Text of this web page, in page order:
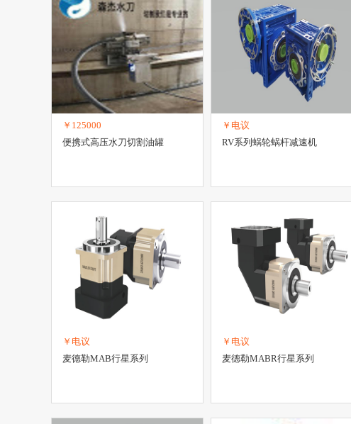
项目合作
家电项目合作 运动休闲用品项目合作 其他未分类
办公、文教项目合作 医药项目合作 招标、投标 电工
作
照明器材项目合作 服装项目合作 冶金项目合作 矿业项目合作
￥125000
便携式高压水刀切割油罐
￥电议
RV系列蜗轮蜗杆减速机
￥电议
麦德勒MAB行星系列
￥电议
麦德勒MABR行星系列